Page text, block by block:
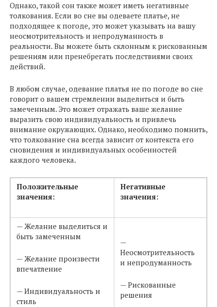
Однако, такой сон также может иметь негативные
толкования. Если во сне вы одеваете платье, не
подходящее к погоде, это может указывать на вашу
неосмотрительность и непродуманность в
реальности. Вы можете быть склонным к рискованным
решениям или пренебрегать последствиями своих
действий.
В любом случае, одевание платья не по погоде во сне
говорит о вашем стремлении выделиться и быть
замеченным. Это может отражать ваше желание
выразить свою индивидуальность и привлечь
внимание окружающих. Однако, необходимо помнить,
что толкование сна всегда зависит от контекста его
сновидения и индивидуальных особенностей
каждого человека.
Положительные
значения:
Негативные
значения:
— Желание выделиться и
быть замеченным
— Желание произвести
впечатление
— Индивидуальность и
стиль
—
Неосмотрительность
и непродуманность
— Рискованные
решения